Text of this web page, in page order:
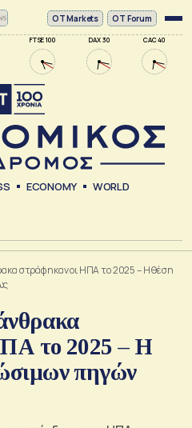
FTSE 100 DAX 30 CAC 40
ΟΤ Markets OT Forum
ECONOMY WORLD
στράφηκαν οι ΗΠΑ το 2025 – Η θέση
το 2025 – Η
πηγών